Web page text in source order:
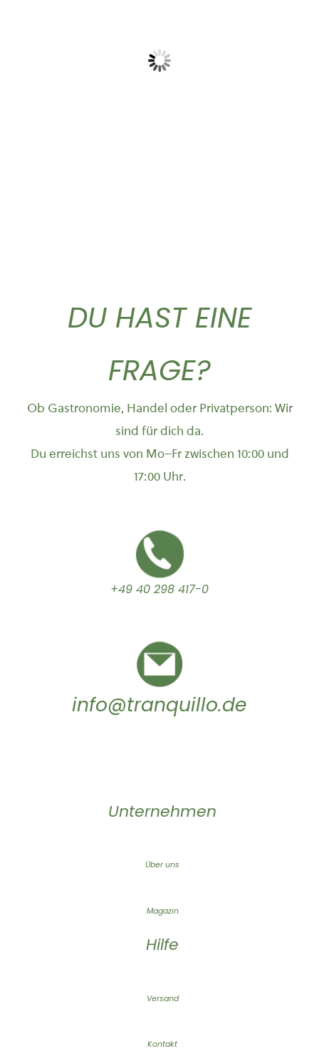
DU HAST EINE
FRAGE?
Ob Gastronomie, Handel oder Privatperson: Wir
sind für dich da.
Du erreichst uns von Mo–Fr zwischen 10:00 und
17:00 Uhr.
+49 40 298 417-0
info@tranquillo.de
Unternehmen
Über uns
Magazin
Hilfe
Versand
Kontakt